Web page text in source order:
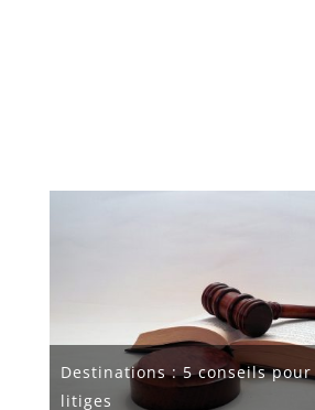
Destinations : 5 conseils
litiges